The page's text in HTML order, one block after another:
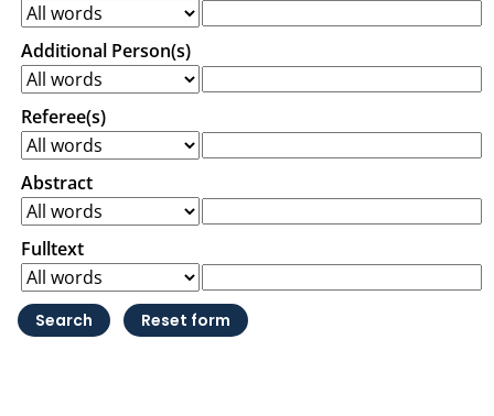
Additional Person(s)
Referee(s)
Abstract
Fulltext